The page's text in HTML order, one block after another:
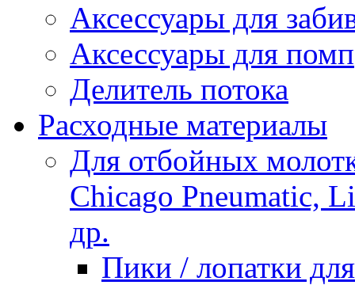
Аксессуары для
Аксессуары для помп
Делитель потока
Расходные материалы
Для отбойных
Chicago Pneumatic,
др.
Пики / лопатки